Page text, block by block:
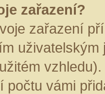
zařazení?
zařazení
počtu vámi